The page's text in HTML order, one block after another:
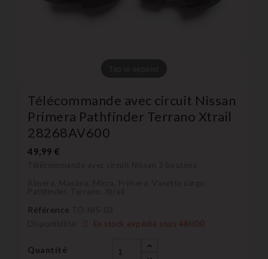
Télécommande avec circuit Nissan
Primera Pathfinder Terrano Xtrail
28268AV600
49,99 €
Référence
En stock expédié sous 48H00
Quantité